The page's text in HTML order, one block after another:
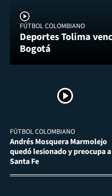
FÚTBOL COLOMBIANO
Deportes Tolima
Bogotá
FÚTBOL COLOMBIANO
Andrés Mosquera Marmolejo
quedó lesionado y preocupa a
Santa Fe